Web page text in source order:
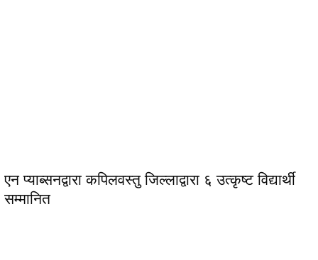
एन प्याब्सनद्वारा कपिलवस्तु जिल्लाद्वारा ६ उत्कृष्ट विद्यार्थी
सम्मानित